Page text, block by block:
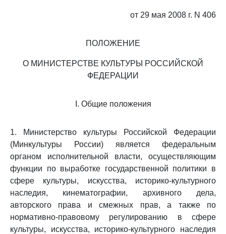
от 29 мая 2008 г. N 406
ПОЛОЖЕНИЕ
О МИНИСТЕРСТВЕ КУЛЬТУРЫ РОССИЙСКОЙ
ФЕДЕРАЦИИ
I. Общие положения
1. Министерство культуры Российской Федерации
(Минкультуры России) является федеральным
органом исполнительной власти, осуществляющим
функции по выработке государственной политики в
сфере культуры, искусства, историко-культурного
наследия, кинематографии, архивного дела,
авторского права и смежных прав, а также по
нормативно-правовому регулированию в сфере
культуры, искусства, историко-культурного наследия